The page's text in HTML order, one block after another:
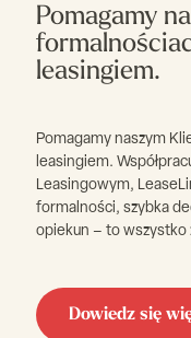
Pomagamy
leasingiem.
Pomagamy naszym
leasingiem.
Leasingowym,
formalności, szybka
opiekun – to wszystko
Dowiedz się